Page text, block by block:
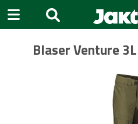
Blaser Venture